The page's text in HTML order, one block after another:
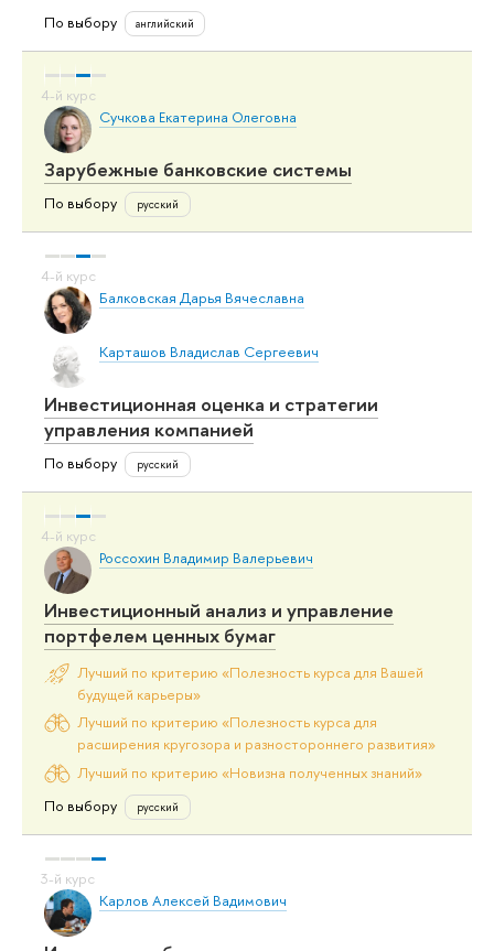
По выбору
английский
Сучкова Екатерина Олеговна
Зарубежные банковские системы
По выбору русский
Балковская Дарья Вячеславна
Карташов Владислав Сергеевич
Инвестиционная оценка и стратегии
управления компанией
По выбору русский
Россохин Владимир Валерьевич
Инвестиционный анализ и управление
портфелем ценных бумаг
Лучший по критерию «Полезность курса для Вашей
будущей карьеры»
Лучший по критерию «Полезность курса для
расширения кругозора и разностороннего развития»
Лучший по критерию «Новизна полученных знаний»
По выбору
русский
Карлов Алексей Вадимович